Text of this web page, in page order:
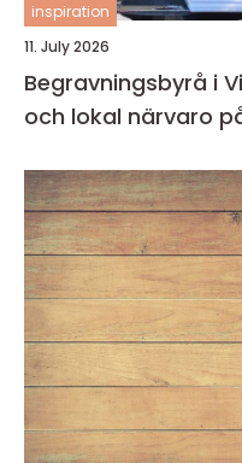
inspiration
11. July 2026
Begravningsbyrå i
och lokal närvaro